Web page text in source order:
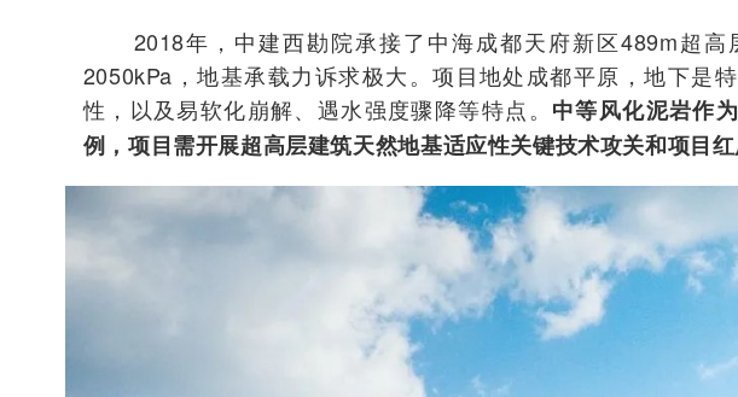
2018年，中建西勘院承接了中海成都天府新区489m超高
2050kPa，地基承载力诉求极大。项目地处成都平原，地下是
性，以及易软化崩解、遇水强度骤降等特点。 中等风化泥岩作
例，项目需开展超高层建筑天然地基适应性关键技术攻关和项目